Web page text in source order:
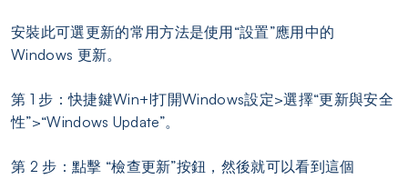
安裝此可選更新的常用方法是使用“設置”應用中的
Windows 更新。
第 1 步：快捷鍵Win+I打開Windows設定>選擇“更新與安全
性”>“Windows Update”。
第 2 步：點擊 “檢查更新”按鈕，然後就可以看到這個